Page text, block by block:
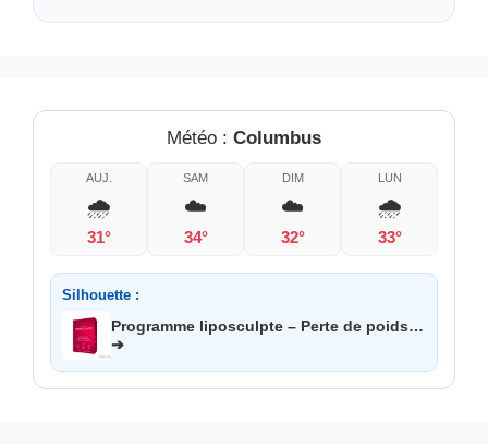
Météo : Columbus
AUJ.
🌧️
31°
SAM
☁️
34°
DIM
☁️
32°
LUN
🌧️
33°
Silhouette :
Programme liposculpte – Perte de poids…
➔